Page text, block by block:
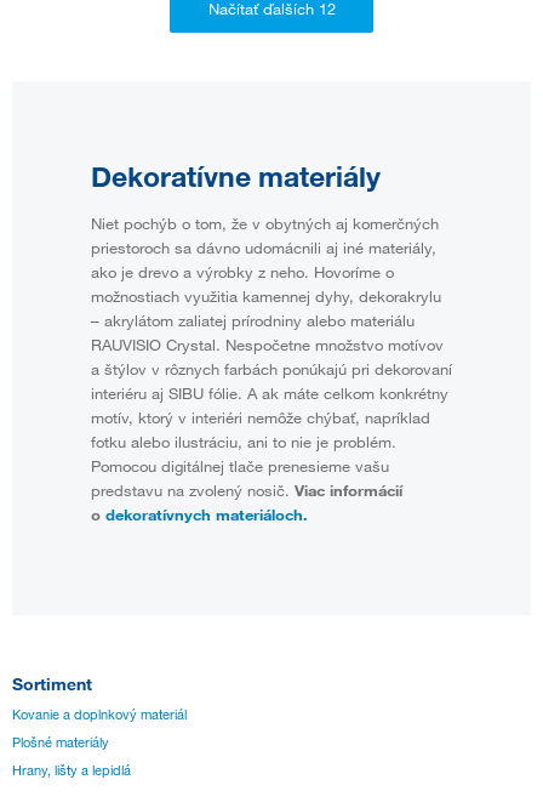
Dekoratívne materiály
Niet pochýb o tom, že v obytných aj komerčných
priestoroch sa dávno udomácnili aj iné materiály,
ako je drevo a výrobky z neho. Hovoríme o
možnostiach využitia kamennej dyhy, dekorakrylu
– akrylátom zaliatej prírodniny alebo materiálu
RAUVISIO Crystal. Nespočetne množstvo motívov
a štýlov v rôznych farbách ponúkajú pri dekorovaní
interiéru aj SIBU fólie. A ak máte celkom konkrétny
motív, ktorý v interiéri nemôže chýbať, napríklad
fotku alebo ilustráciu, ani to nie je problém.
Pomocou digitálnej tlače prenesieme vašu
predstavu na zvolený nosič. Viac informácií
o dekoratívnych materiáloch.
Sortiment
Kovanie a doplnkový materiál
Plošné materiály
Hrany, lišty a lepidlá